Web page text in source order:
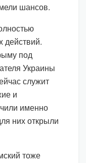
шансов.
действий.
под
Украины
служит
и
именно
них открыли
тоже